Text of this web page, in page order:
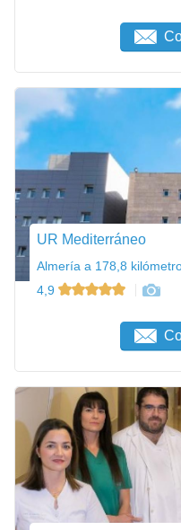
UR Mediterráneo
Almería a 178,8
4,9